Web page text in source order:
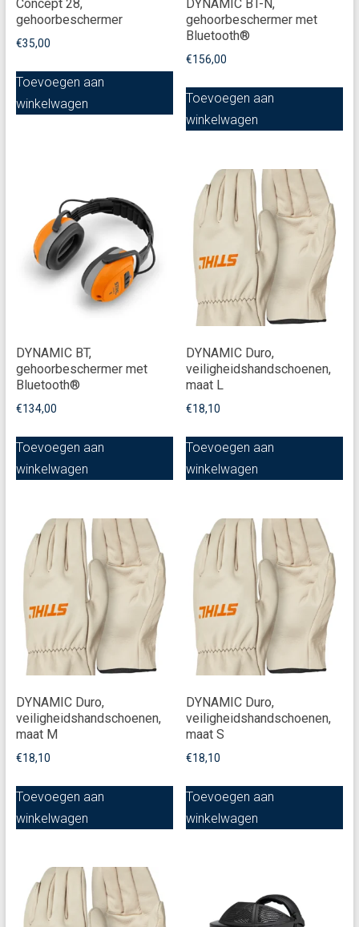
Concept 28,
gehoorbeschermer
€35,00
Toevoegen aan
winkelwagen
DYNAMIC BT-N,
gehoorbeschermer met
Bluetooth®
€156,00
Toevoegen aan
winkelwagen
DYNAMIC BT,
gehoorbeschermer met
Bluetooth®
€134,00
Toevoegen aan
winkelwagen
DYNAMIC Duro,
veiligheidshandschoenen,
maat L
€18,10
Toevoegen aan
winkelwagen
DYNAMIC Duro,
veiligheidshandschoenen,
maat M
€18,10
Toevoegen aan
winkelwagen
DYNAMIC Duro,
veiligheidshandschoenen,
maat S
€18,10
Toevoegen aan
winkelwagen